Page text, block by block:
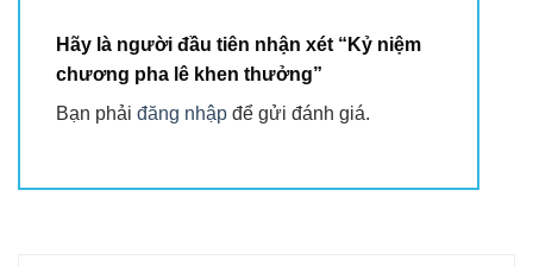
Hãy là người đầu tiên nhận xét “Kỷ niệm
chương pha lê khen thưởng”
Bạn phải đăng nhập để gửi đánh giá.